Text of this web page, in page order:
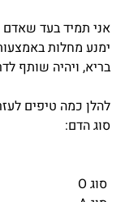
אני תמיד בעד
ימנע מחלות
בריא, ויהיה שותף
להלן כמה טיפים
סוג הדם: